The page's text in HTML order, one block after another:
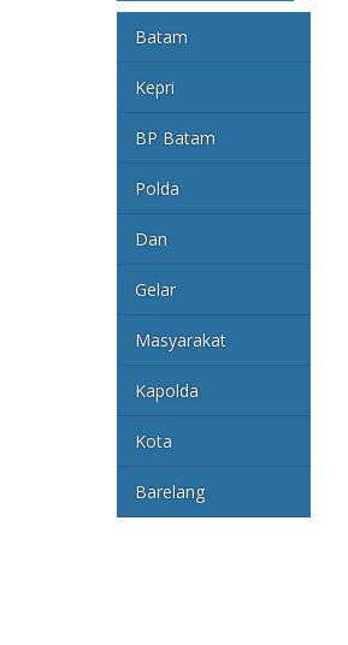
Batam
Kepri
BP Batam
Polda
Dan
Gelar
Masyarakat
Kapolda
Kota
Barelang